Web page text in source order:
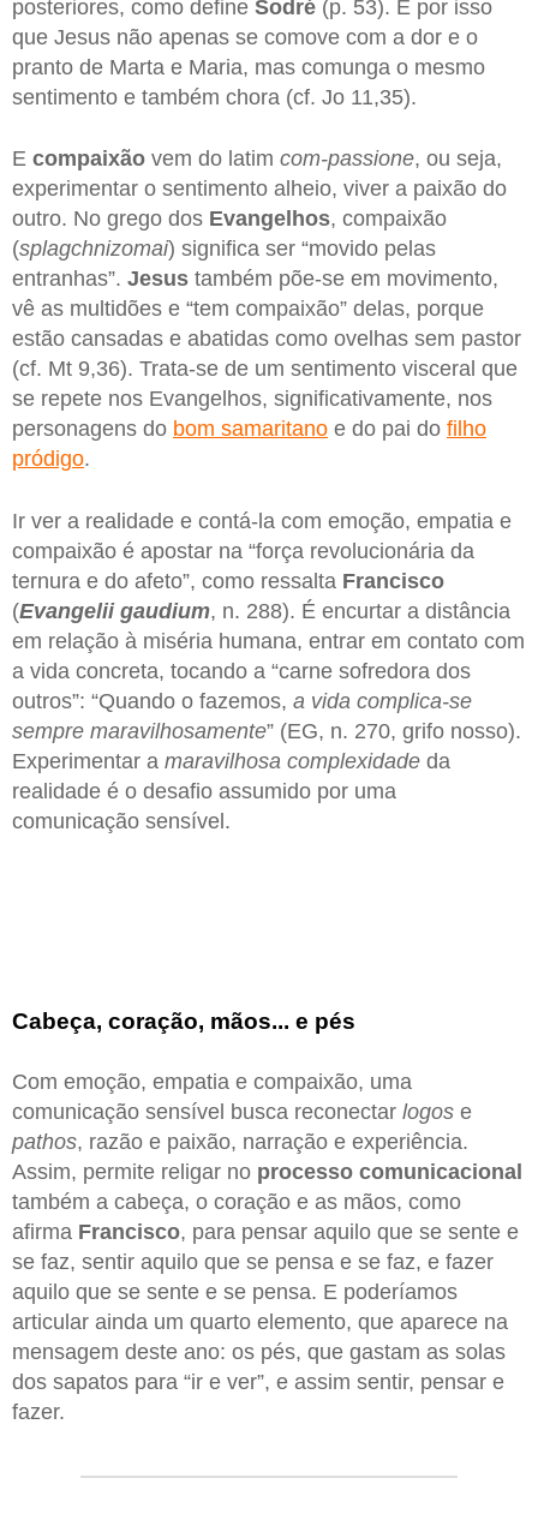
posteriores, como define Sodré (p. 53). É por isso
que Jesus não apenas se comove com a dor e o
pranto de Marta e Maria, mas comunga o mesmo
sentimento e também chora (cf. Jo 11,35).
E compaixão vem do latim com-passione, ou seja,
experimentar o sentimento alheio, viver a paixão do
outro. No grego dos Evangelhos, compaixão
(splagchnizomai) significa ser “movido pelas
entranhas”. Jesus também põe-se em movimento,
vê as multidões e “tem compaixão” delas, porque
estão cansadas e abatidas como ovelhas sem pastor
(cf. Mt 9,36). Trata-se de um sentimento visceral que
se repete nos Evangelhos, significativamente, nos
personagens do bom samaritano e do pai do filho
pródigo.
Ir ver a realidade e contá-la com emoção, empatia e
compaixão é apostar na “força revolucionária da
ternura e do afeto”, como ressalta Francisco
(Evangelii gaudium, n. 288). É encurtar a distância
em relação à miséria humana, entrar em contato com
a vida concreta, tocando a “carne sofredora dos
outros”: “Quando o fazemos, a vida complica-se
sempre maravilhosamente” (EG, n. 270, grifo nosso).
Experimentar a maravilhosa complexidade da
realidade é o desafio assumido por uma
comunicação sensível.
Cabeça, coração, mãos... e pés
Com emoção, empatia e compaixão, uma
comunicação sensível busca reconectar logos e
pathos, razão e paixão, narração e experiência.
Assim, permite religar no processo comunicacional
também a cabeça, o coração e as mãos, como
afirma Francisco, para pensar aquilo que se sente e
se faz, sentir aquilo que se pensa e se faz, e fazer
aquilo que se sente e se pensa. E poderíamos
articular ainda um quarto elemento, que aparece na
mensagem deste ano: os pés, que gastam as solas
dos sapatos para “ir e ver”, e assim sentir, pensar e
fazer.